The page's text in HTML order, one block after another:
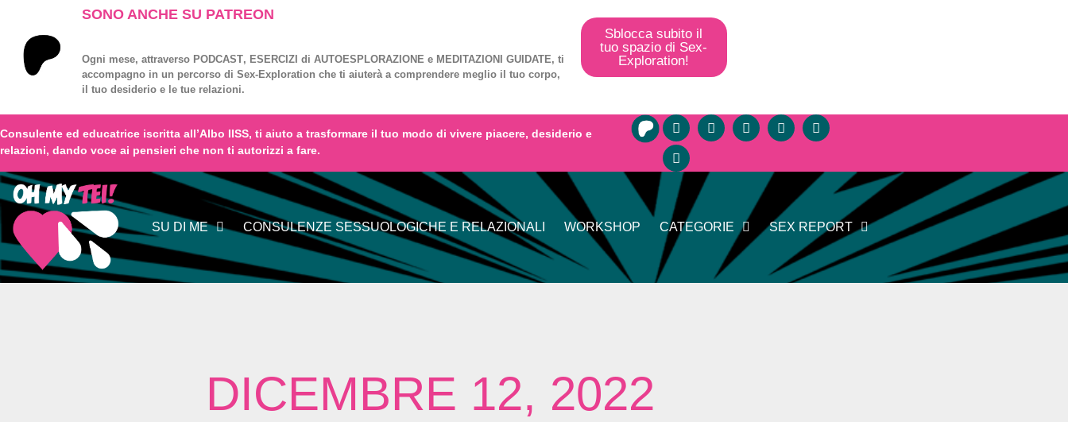
SONO ANCHE SU PATREON
Ogni mese, attraverso PODCAST, ESERCIZI di AUTOESPLORAZIONE e MEDITAZIONI GUIDATE, ti
accompagno in un percorso di Sex-Exploration che ti aiuterà a comprendere meglio il tuo corpo,
il tuo desiderio e le tue relazioni.
Sblocca subito il
tuo spazio di Sex-
Exploration!
Consulente ed educatrice iscritta all’Albo IISS, ti aiuto a trasformare il tuo modo di vivere piacere, desiderio e
relazioni, dando voce ai pensieri che non ti autorizzi a fare.
SU DI ME CONSULENZE SESSUOLOGICHE E RELAZIONALI WORKSHOP CATEGORIE SEX REPORT
DICEMBRE 12, 2022